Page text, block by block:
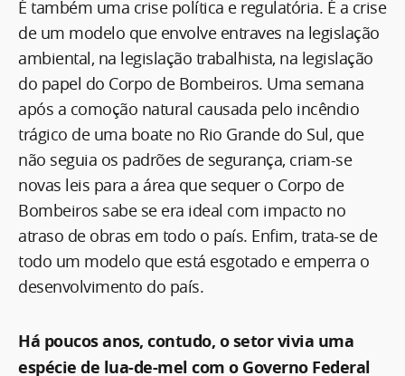
É também uma crise política e regulatória. É a crise
de um modelo que envolve entraves na legislação
ambiental, na legislação trabalhista, na legislação
do papel do Corpo de Bombeiros. Uma semana
após a comoção natural causada pelo incêndio
trágico de uma boate no Rio Grande do Sul, que
não seguia os padrões de segurança, criam-se
novas leis para a área que sequer o Corpo de
Bombeiros sabe se era ideal com impacto no
atraso de obras em todo o país. Enfim, trata-se de
todo um modelo que está esgotado e emperra o
desenvolvimento do país.
Há poucos anos, contudo, o setor vivia uma
espécie de lua-de-mel com o Governo Federal